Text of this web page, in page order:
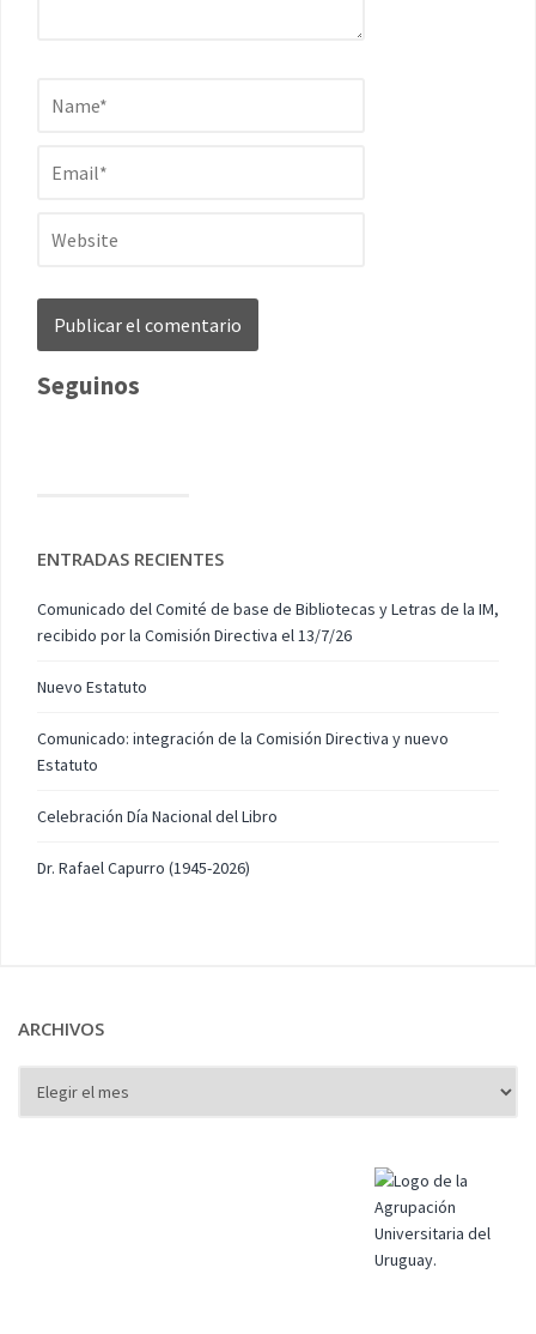
Seguinos
ENTRADAS RECIENTES
Comunicado del Comité de base de Bibliotecas y Letras de la IM,
recibido por la Comisión Directiva el 13/7/26
Nuevo Estatuto
Comunicado: integración de la Comisión Directiva y nuevo
Estatuto
Celebración Día Nacional del Libro
Dr. Rafael Capurro (1945-2026)
ARCHIVOS